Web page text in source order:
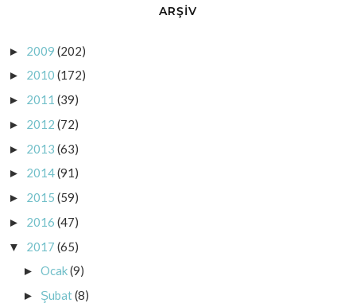
ARŞİV
► 2009 (202)
► 2010 (172)
► 2011 (39)
► 2012 (72)
► 2013 (63)
► 2014(91)
► 2015 (59)
► 2016 (47)
▼ 2017 (65)
► Ocak(9)
► Şubat(8)